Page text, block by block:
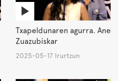
Txapeldunaren agurra. Ane
Zuazubiskar
2025-05-17 Irurtzun